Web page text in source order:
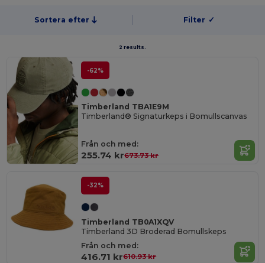
Sortera efter Filter ✓
2 results.
-62%
Timberland TBA1E9M
Timberland® Signaturkeps i Bomullscanvas
Från och med:
255.74 kr673.73 kr
-32%
Timberland TB0A1XQV
Timberland 3D Broderad Bomullskeps
Från och med:
416.71 kr610.93 kr